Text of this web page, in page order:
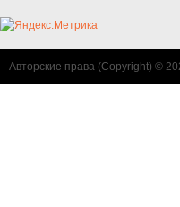
Авторские права (Copyright) ©